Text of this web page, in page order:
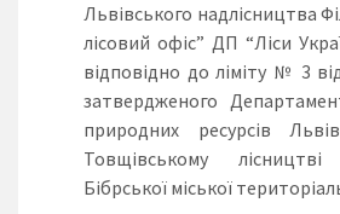
Львівського надлісництва
лісовий офіс” ДП “Ліси
відповідно до ліміту № 3
затвердженого
природних ресурсів
Товщівському
Бібрської міської